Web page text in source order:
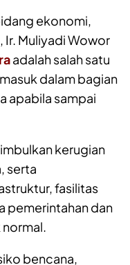
ekonomi,
Muliyadi Wowor
adalah salah satu
dalam bagian
apabila sampai
kerugian
serta
fasilitas
pemerintahan dan
bencana,